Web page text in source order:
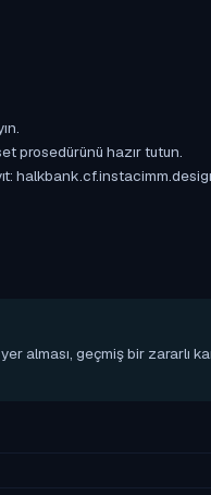
prosedürünü hazır tutun.
alması, geçmiş bir zararlı